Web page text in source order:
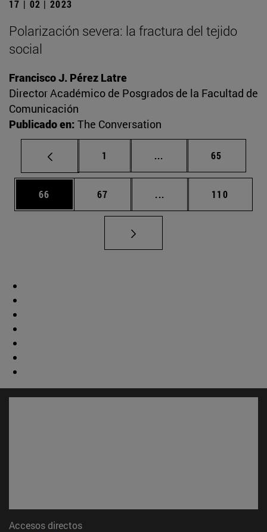
17 | 02 | 2023
Polarización severa: la fractura del tejido
social
Francisco J. Pérez Latre
Director Académico de Posgrados de la Facultad de
Comunicación
Publicado en: The Conversation
Página
1 ... Páginas intermedias
Página
65
Página
66 Página
67 ... Páginas intermedias
Página
110
Accesos directos